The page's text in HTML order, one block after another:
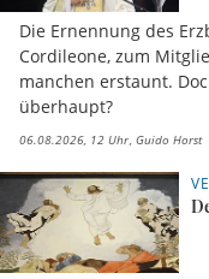
Die Ernennung des
Cordileone, zum
manchen erstaunt.
überhaupt?
06.08.2026, 12 Uhr Guido Horst